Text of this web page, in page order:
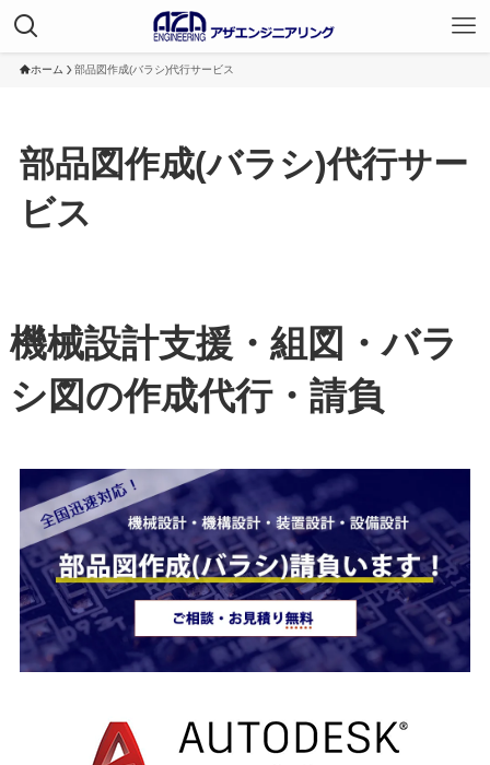
ホーム 部品図作成(バラシ)代行サービス
部品図作成(バラシ)代行サー
ビス
機械設計支援・組図・バラ
シ図の作成代行・請負